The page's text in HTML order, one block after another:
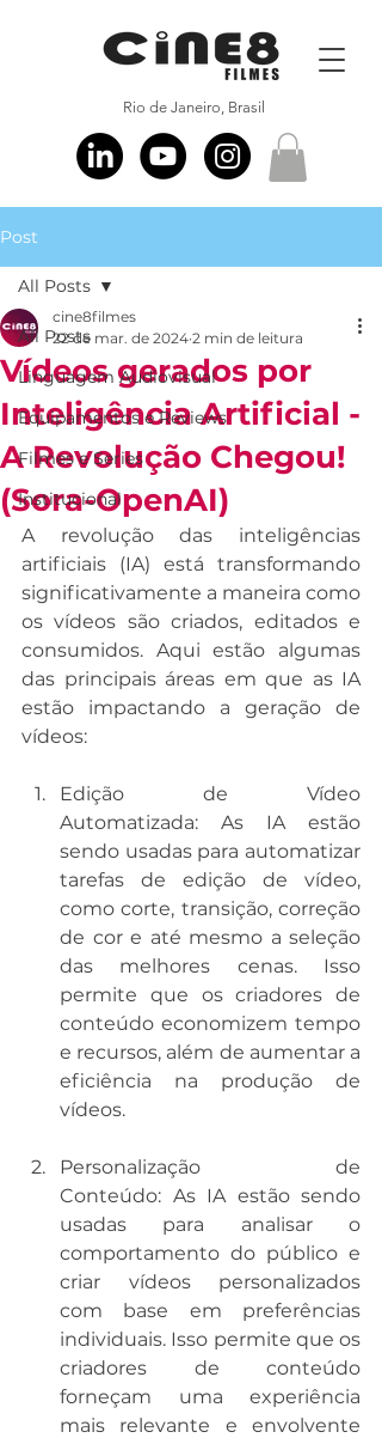
Rio de Janeiro, Brasil
Post
All Posts
Linguagem Audiovisual
Equipamentos e Reviews
Filmes e Series
Institucional
All Posts
Vídeos gerados por
Inteligência Artificial -
A Revolução Chegou!
(Sora-OpenAI)
cine8filmes
22 de mar. de 2024 2 min de leitura
A revolução das inteligências
artificiais (IA) está transformando
significativamente a maneira como
os vídeos são criados, editados e
consumidos. Aqui estão algumas
das principais áreas em que as IA
estão impactando a geração de
vídeos:
Edição de Vídeo
Automatizada: As IA estão
sendo usadas para automatizar
tarefas de edição de vídeo,
como corte, transição, correção
de cor e até mesmo a seleção
das melhores cenas. Isso
permite que os criadores de
conteúdo economizem tempo
e recursos, além de aumentar a
eficiência na produção de
vídeos.
Personalização de
Conteúdo: As IA estão sendo
usadas para analisar o
comportamento do público e
criar vídeos personalizados
com base em preferências
individuais. Isso permite que os
criadores de conteúdo
forneçam uma experiência
mais relevante e envolvente